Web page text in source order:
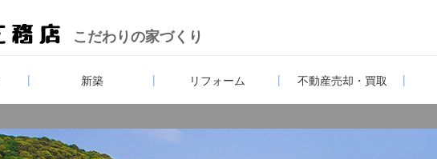
こだわりの家づくり
新築 リフォーム 不動産売却・買取